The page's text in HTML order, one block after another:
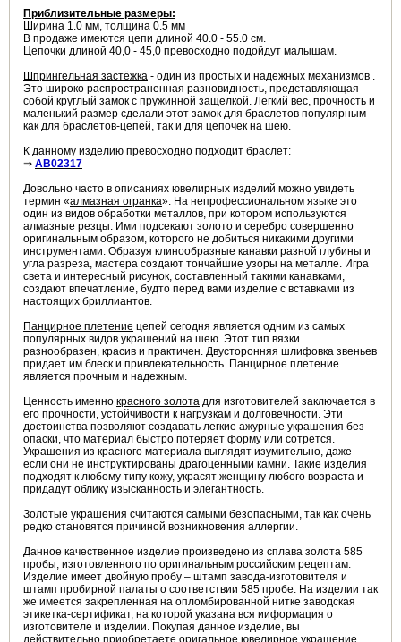
Приблизительные размеры:
Ширина 1.0 мм, толщина 0.5 мм
В продаже имеются цепи длиной 40.0 - 55.0 см.
Цепочки длиной 40,0 - 45,0 превосходно подойдут малышам.
Шпрингельная застёжка - один из простых и надежных механизмов .
Это широко распространенная разновидность, представляющая
собой круглый замок с пружинной защелкой. Легкий вес, прочность и
маленький размер сделали этот замок для браслетов популярным
как для браслетов-цепей, так и для цепочек на шею.
К данному изделию превосходно подходит браслет:
⇒ AB02317
Довольно часто в описаниях ювелирных изделий можно увидеть
термин «алмазная огранка». На непрофессиональном языке это
один из видов обработки металлов, при котором используются
алмазные резцы. Ими подсекают золото и серебро совершенно
оригинальным образом, которого не добиться никакими другими
инструментами. Образуя клинообразные канавки разной глубины и
угла разреза, мастера создают тончайшие узоры на металле. Игра
света и интересный рисунок, составленный такими канавками,
создают впечатление, будто перед вами изделие с вставками из
настоящих бриллиантов.
Панцирное плетение цепей сегодня является одним из самых
популярных видов украшений на шею. Этот тип вязки
разнообразен, красив и практичен. Двусторонняя шлифовка звеньев
придает им блеск и привлекательность. Панцирное плетение
является прочным и надежным.
Ценность именно красного золота для изготовителей заключается в
его прочности, устойчивости к нагрузкам и долговечности. Эти
достоинства позволяют создавать легкие ажурные украшения без
опаски, что материал быстро потеряет форму или сотрется.
Украшения из красного материала выглядят изумительно, даже
если они не инструктированы драгоценными камни. Такие изделия
подходят к любому типу кожу, украсят женщину любого возраста и
придадут облику изысканность и элегантность.
Золотые украшения считаются самыми безопасными, так как очень
редко становятся причиной возникновения аллергии.
Данное качественное изделие произведено из сплава золота 585
пробы, изготовленного по оригинальным российским рецептам.
Изделие имеет двойную пробу – штамп завода-изготовителя и
штамп пробирной палаты о соответствии 585 пробе. На изделии так
же имеется закрепленная на опломбированной нитке заводская
этикетка-сертификат, на которой указана вся ииформация о
изготовителе и изделии. Покупая данное изделие, вы